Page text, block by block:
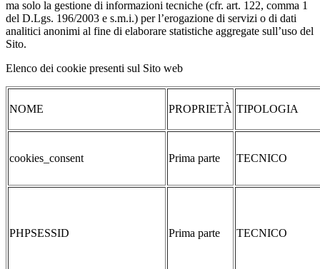
ma solo la gestione di informazioni tecniche (cfr. art. 122, comma 1
del D.Lgs. 196/2003 e s.m.i.) per l’erogazione di servizi o di dati
analitici anonimi al fine di elaborare statistiche aggregate sull’uso del
Sito.
Elenco dei cookie presenti sul Sito web
NOME PROPRIETÀ TIPOLOGIA
cookies_consent Prima parte TECNICO
PHPSESSID Prima parte TECNICO